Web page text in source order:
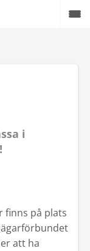
i
finns på plats
att ha